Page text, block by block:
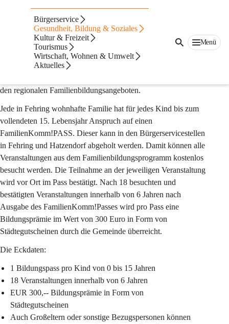
Bürgerservice
Gesundheit, Bildung & Soziales
Kultur & Freizeit
Tourismus
Wirtschaft, Wohnen & Umwelt
Aktuelles
Menü
FamilienKommPass
Der FamilienKomm!Pass ist ein Service der Gemeinden
Riegersburg und Fehring und ermöglicht allen Eltern und
den regionalen Familienbildungsangeboten.
Jede in Fehring wohnhafte Familie hat für jedes Kind bis zum
vollendeten 15. Lebensjahr Anspruch auf einen
FamilienKomm!PASS. Dieser kann in den Bürgerservicestellen
in Fehring und Hatzendorf abgeholt werden. Damit können alle
Veranstaltungen aus dem Familienbildungsprogramm kostenlos
besucht werden. Die Teilnahme an der jeweiligen Veranstaltung
wird vor Ort im Pass bestätigt. Nach 18 besuchten und
bestätigten Veranstaltungen innerhalb von 6 Jahren nach
Ausgabe des FamilienKomm!Passes wird pro Pass eine
Bildungsprämie im Wert von 300 Euro in Form von
Städtegutscheinen durch die Gemeinde überreicht.
Die Eckdaten:
1 Bildungspass pro Kind von 0 bis 15 Jahren
18 Veranstaltungen innerhalb von 6 Jahren
EUR 300,-- Bildungsprämie in Form von
Städtegutscheinen
Auch Großeltern oder sonstige Bezugspersonen können